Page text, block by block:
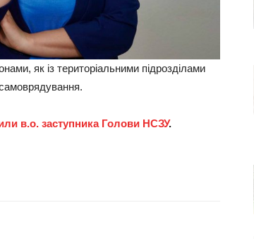
як із територіальними підрозділами
в.о. заступника Голови НСЗУ.